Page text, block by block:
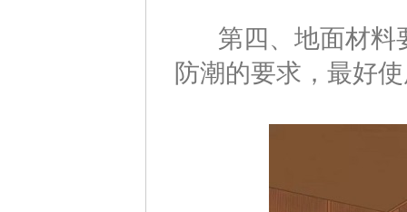
第四、地面材料
防潮的要求，最好